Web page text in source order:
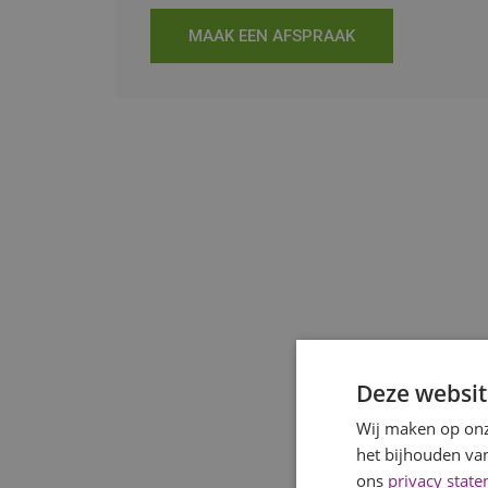
MAAK EEN AFSPRAAK
Deze
Wij maken op
het bijhouden
ons privacy